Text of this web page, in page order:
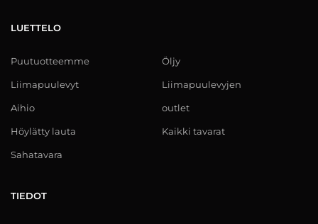
LUETTELO
Puutuotteemme
Liimapuulevyt
Aihio
Höylätty lauta
Sahatavara
Öljy
Liimapuulevyjen
outlet
Kaikki tavarat
TIEDOT